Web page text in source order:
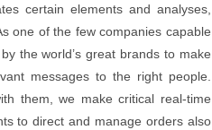
certain elements and analyses,
one of the few companies capable
the world’s great brands to make
messages to the right people.
them, we make critical real-time
to direct and manage orders also